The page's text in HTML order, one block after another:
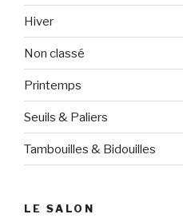
Hiver
Non classé
Printemps
Seuils & Paliers
Tambouilles & Bidouilles
LE SALON